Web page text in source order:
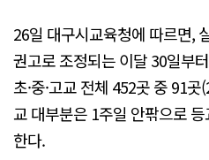
26일 대구시교육청에 따르면,
권고로 조정되는 이달 30일부
초·중·고교 전체 452곳 중 91
교 대부분은 1주일 안팎으로
한다.